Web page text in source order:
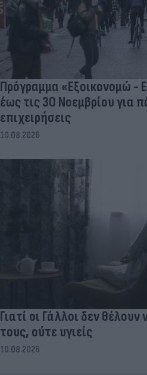
Πρόγραμμα «Εξοικονομώ -
έως τις 30 Νοεμβρίου για
επιχειρήσεις
10.08.2026
Γιατί οι Γάλλοι δεν
τους, ούτε υγιείς
10.08.2026